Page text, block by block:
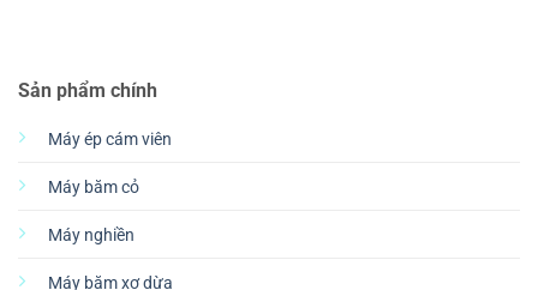
Sản phẩm chính
Máy ép cám viên
Máy băm cỏ
Máy nghiền
Máy băm xơ dừa